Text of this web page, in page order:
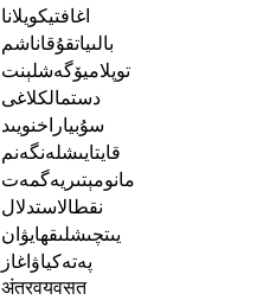
اغافتيكويلانا
بالىياتقۇقاناشم
توپلاميۆگەشلېنت
دستمالکلاغی
سۇبياراخنويىد
قايتايىشلەنگەنم
مانومېتىريەگمەت
نقطالاستدلال
يىتچىشلىقھايۋان
پەتەكياۋاغاز
अंतरवयवसत